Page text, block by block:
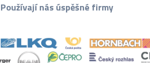
Používají nás úspěšné firmy